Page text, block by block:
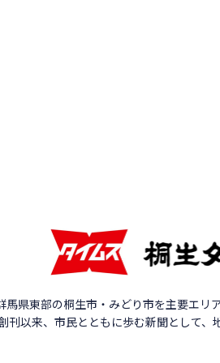
馬県東部の桐生市・みどり市を主要エリ
刊以来、市民とともに歩む新聞として、